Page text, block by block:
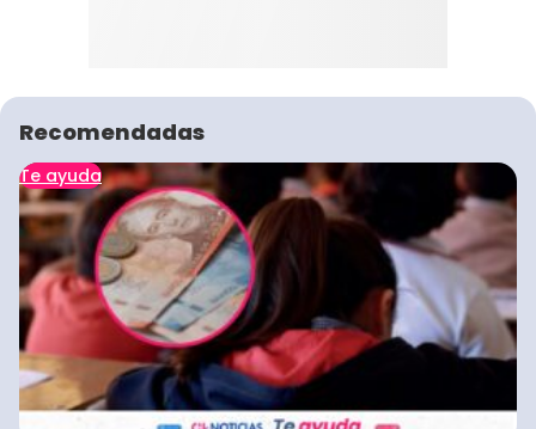
Recomendadas
Te ayuda